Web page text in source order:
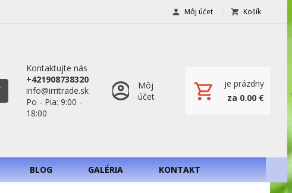
Môj účet Košík
Kontaktujte nás
+421908738320
info@irritrade.sk
Po - Pia: 9:00 -
18:00
Môj
účet
je prázdny
za 0.00 €
BLOG GALÉRIA KONTAKT